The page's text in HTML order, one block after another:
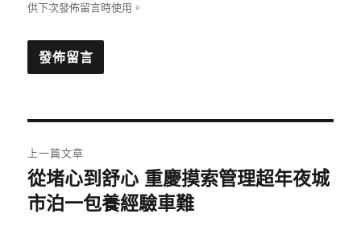
供下次發佈留言時使用。
章
導
上一篇文章
上
一
從堵心到舒心 重慶摸索管理超年夜城
市泊一包養經驗車難